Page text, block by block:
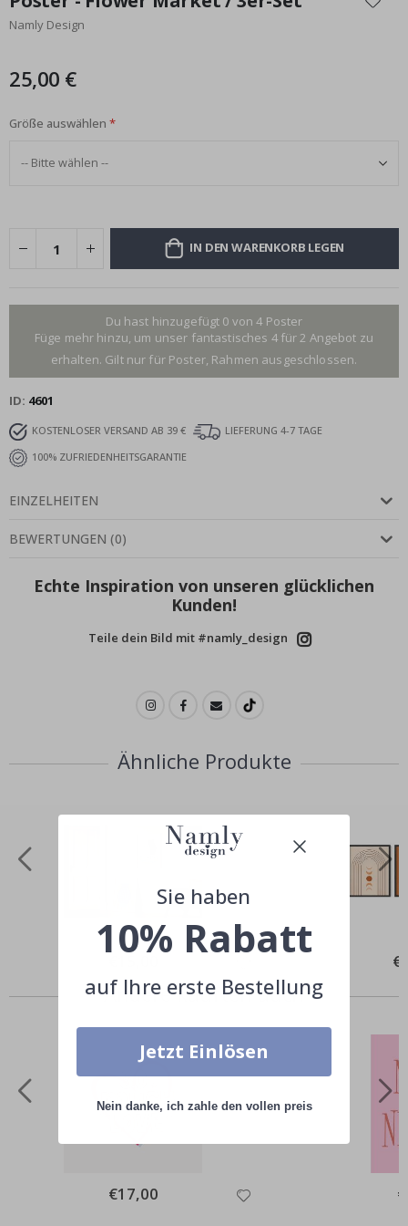
der
Bildgalerie
Namly Design
25,00 €
Größe auswählen
IN DEN WARENKORB LEGEN
Du hast hinzugefügt 0 von 4 Poster
Füge mehr hinzu, um unser fantastisches 4 für 2 Angebot zu
erhalten. Gilt nur für Poster, Rahmen ausgeschlossen.
ID 4601
KOSTENLOSER VERSAND AB 39 €
LIEFERUNG 4-7 TAGE
100% ZUFRIEDENHEITSGARANTIE
EINZELHEITEN
BEWERTUNGEN (0)
Echte Inspiration von unseren glücklichen
Kunden!
Teile dein Bild mit #namly_design
Ähnliche Produkte
Andere kauften auch
Special
Price
€17,00
Sie haben
10% Rabatt
auf Ihre erste Bestellung
Jetzt Einlösen
Nein danke, ich zahle den vollen preis